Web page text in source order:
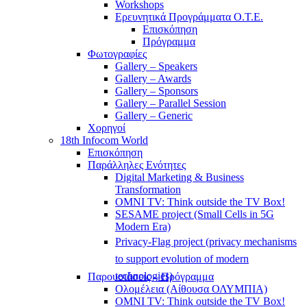
Workshops
Ερευνητικά Προγράμματα Ο.Τ.Ε.
Επισκόπηση
Πρόγραμμα
Φωτογραφίες
Gallery – Speakers
Gallery – Awards
Gallery – Sponsors
Gallery – Parallel Session
Gallery – Generic
Χορηγοί
18th Infocom World
Επισκόπηση
Παράλληλες Ενότητες
Digital Marketing & Business
Transformation
OMNI TV: Think outside the TV Box!
SESAME project (Small Cells in 5G
Modern Era)
Privacy-Flag project (privacy mechanisms
to support evolution of modern
technologies)
Παρουσιάσεις – Πρόγραμμα
Ολομέλεια (Αίθουσα ΟΛΥΜΠΙΑ)
OMNI TV: Think outside the TV Box!